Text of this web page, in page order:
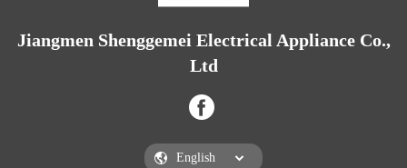
Jiangmen Shenggemei Electrical Appliance Co.,
Ltd